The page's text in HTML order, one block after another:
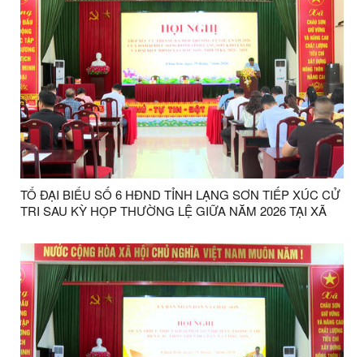
TỔ ĐẠI BIỂU SỐ 6 HĐND TỈNH LẠNG SƠN TIẾP XÚC CỬ
TRI SAU KỲ HỌP THƯỜNG LỆ GIỮA NĂM 2026 TẠI XÃ